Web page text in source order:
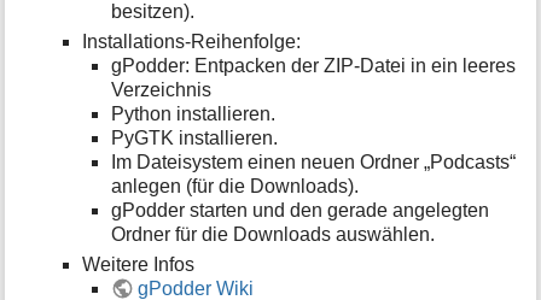
besitzen).
Installations-Reihenfolge:
gPodder: Entpacken der ZIP-Datei in ein leeres
Verzeichnis
Python installieren.
PyGTK installieren.
Im Dateisystem einen neuen Ordner „Podcasts“
anlegen (für die Downloads).
gPodder starten und den gerade angelegten
Ordner für die Downloads auswählen.
Weitere Infos
gPodder Wiki